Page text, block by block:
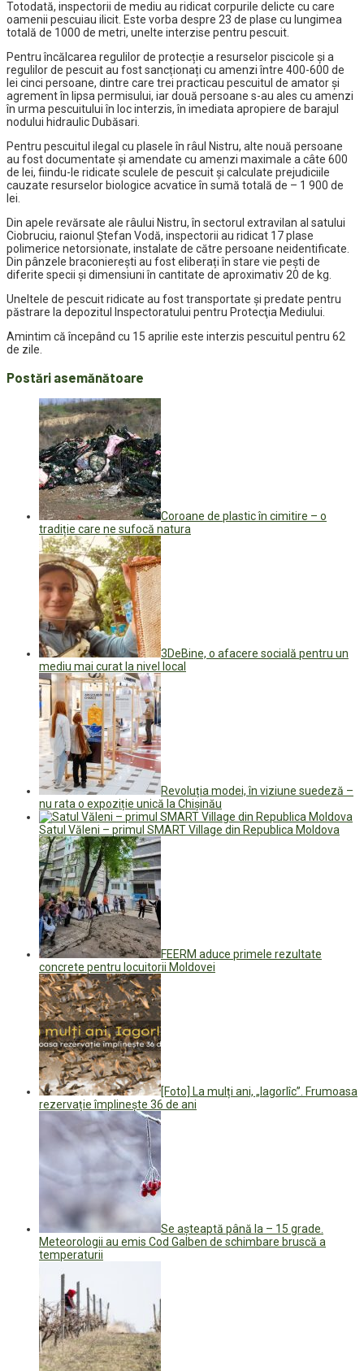
Totodată, inspectorii de mediu au ridicat corpurile delicte cu care
oamenii pescuiau ilicit. Este vorba despre 23 de plase cu lungimea
totală de 1000 de metri, unelte interzise pentru pescuit.
Pentru încălcarea regulilor de protecție a resurselor piscicole și a
regulilor de pescuit au fost sancționați cu amenzi între 400-600 de
lei cinci persoane, dintre care trei practicau pescuitul de amator și
agrement în lipsa permisului, iar două persoane s-au ales cu amenzi
în urma pescuitului în loc interzis, în imediata apropiere de barajul
nodului hidraulic Dubăsari.
Pentru pescuitul ilegal cu plasele în râul Nistru, alte nouă persoane
au fost documentate și amendate cu amenzi maximale a câte 600
de lei, fiindu-le ridicate sculele de pescuit și calculate prejudiciile
cauzate resurselor biologice acvatice în sumă totală de – 1 900 de
lei.
Din apele revărsate ale râului Nistru, în sectorul extravilan al satului
Ciobruciu, raionul Ștefan Vodă, inspectorii au ridicat 17 plase
polimerice netorsionate, instalate de către persoane neidentificate.
Din pânzele braconierești au fost eliberați în stare vie pești de
diferite specii și dimensiuni în cantitate de aproximativ 20 de kg.
Uneltele de pescuit ridicate au fost transportate şi predate pentru
păstrare la depozitul Inspectoratului pentru Protecţia Mediului.
Amintim că începând cu 15 aprilie este interzis pescuitul pentru 62
de zile.
Postări asemănătoare
Coroane de plastic în cimitire – o
tradiție care ne sufocă natura
3DeBine, o afacere socială pentru un
mediu mai curat la nivel local
Revoluția modei, în viziune suedeză –
nu rata o expoziție unică la Chișinău
Satul Văleni – primul SMART Village din Republica Moldova
FEERM aduce primele rezultate
concrete pentru locuitorii Moldovei
[Foto] La mulți ani, „Iagorlîc”. Frumoasa
rezervație împlinește 36 de ani
Se așteaptă până la – 15 grade.
Meteorologii au emis Cod Galben de schimbare bruscă a
temperaturii